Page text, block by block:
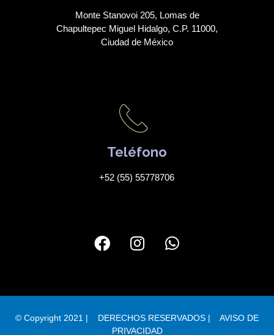
Monte Stanovoi 205, Lomas de
Chapultepec Miguel Hidalgo, C.P. 11000,
Ciudad de México
Teléfono
+52 (55) 55778706
© Copyright 2021 | DERECHOS RESERVADOS | AVISO DE
PRIVACIDAD